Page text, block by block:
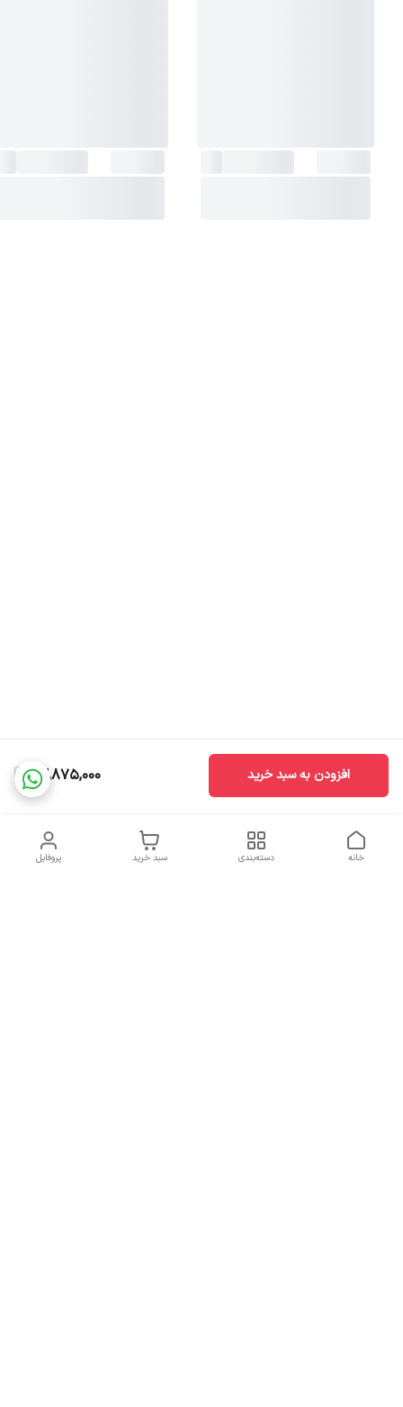
22,875,000 افزودن به سبد خرید
پروفایل سبد خرید دسته‌بندی خانه